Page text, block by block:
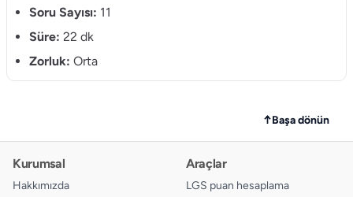
10. A
Soru Sayısı: 11
Süre: 22 dk
Zorluk: Orta
↑Başa dönün
Kurumsal
Hakkımızda
Araçlar
LGS puan hesaplama